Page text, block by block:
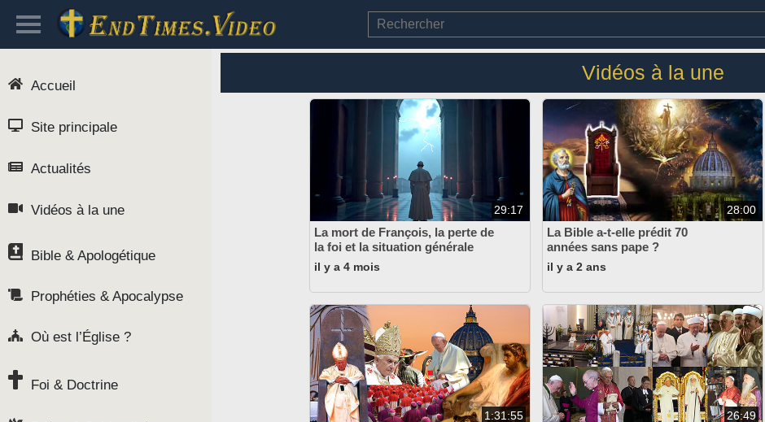
Vidéos à la une
29:17
La mort de François, la perte de
la foi et la situation générale
il y a 4 mois
28:00
La Bible a-t-elle prédit 70
années sans pape ?
il y a 2 ans
1:31:55 26:49
Accueil
Site principale
Actualités
Vidéos à la une
Bible & Apologétique
Prophéties & Apocalypse
Où est l’Église ?
Foi & Doctrine